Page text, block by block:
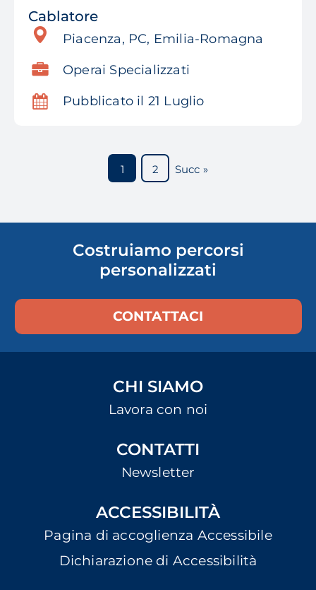
Cablatore
Piacenza, PC, Emilia-Romagna
Operai Specializzati
Pubblicato il 21 Luglio
1 2 Succ »
Costruiamo percorsi
personalizzati
CONTATTACI
CHI SIAMO
Lavora con noi
CONTATTI
Newsletter
ACCESSIBILITÀ
Pagina di accoglienza Accessibile
Dichiarazione di Accessibilità